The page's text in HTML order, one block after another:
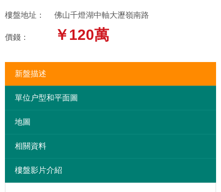
樓盤地址： 佛山千燈湖中軸大瀝嶺南路
價錢： ￥120萬
新盤描述
單位户型和平面圖
地圖
相關資料
樓盤影片介紹